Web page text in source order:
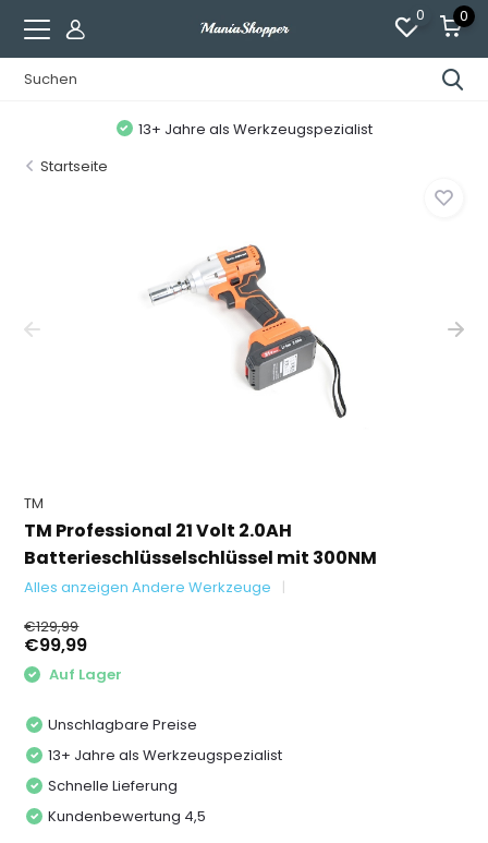
0 0
13+ Jahre als Werkzeugspezialist
Startseite
TM
TM Professional 21 Volt 2.0AH
Batterieschlüsselschlüssel mit 300NM
Alles anzeigen Andere Werkzeuge
€129,99
€99,99
Auf Lager
Unschlagbare Preise
13+ Jahre als Werkzeugspezialist
Schnelle Lieferung
Kundenbewertung 4,5